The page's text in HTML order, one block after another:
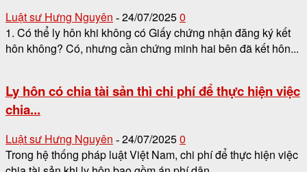
Luật sư Hưng Nguyên - 24/07/20250
1. Có thể ly hôn khi không có Giấy chứng nhận đăng ký kết
hôn không? Có, nhưng cần chứng minh hai bên đã kết hôn...
Ly hôn có chia tài sản thì chi phí để thực hiện việc
chia...
Luật sư Hưng Nguyên - 24/07/20250
Trong hệ thống pháp luật Việt Nam, chi phí để thực hiện việc